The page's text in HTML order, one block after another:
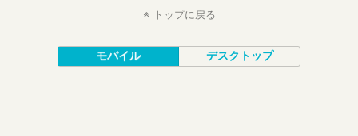
トップに戻る
モバイル デスクトップ